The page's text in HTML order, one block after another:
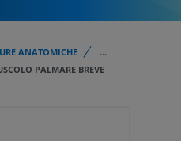
ANATOMICHE
...
PALMARE BREVE